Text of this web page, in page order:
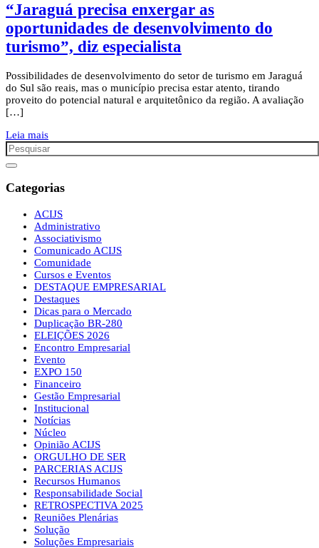
“Jaraguá precisa enxergar as
oportunidades de desenvolvimento do
turismo”, diz especialista
Possibilidades de desenvolvimento do setor de turismo em Jaraguá
do Sul são reais, mas o município precisa estar atento, tirando
proveito do potencial natural e arquitetônico da região. A avaliação
[…]
Leia mais
Categorias
ACIJS
Administrativo
Associativismo
Comunicado ACIJS
Comunidade
Cursos e Eventos
DESTAQUE EMPRESARIAL
Destaques
Dicas para o Mercado
Duplicação BR-280
ELEIÇÕES 2026
Encontro Empresarial
Evento
EXPO 150
Financeiro
Gestão Empresarial
Institucional
Notícias
Núcleo
Opinião ACIJS
ORGULHO DE SER
PARCERIAS ACIJS
Recursos Humanos
Responsabilidade Social
RETROSPECTIVA 2025
Reuniões Plenárias
Solução
Soluções Empresariais